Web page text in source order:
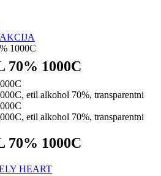
1000C
1000C
1000C
HEART